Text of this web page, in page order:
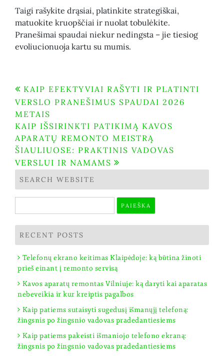
Taigi rašykite drąsiai, platinkite strategiškai,
matuokite kruopščiai ir nuolat tobulėkite.
Pranešimai spaudai niekur nedingsta – jie tiesiog
evoliucionuoja kartu su mumis.
Navigacija
tarp
įrašų
KAIP EFEKTYVIAI RAŠYTI IR PLATINTI
VERSLO PRANEŠIMUS SPAUDAI 2026
METAIS
KAIP IŠSIRINKTI PATIKIMĄ KAVOS
APARATŲ REMONTO MEISTRĄ
ŠIAULIUOSE: PRAKTINIS VADOVAS
VERSLUI IR NAMAMS
SEARCH WEBSITE
RECENT POSTS
Telefonų ekrano keitimas Klaipėdoje: ką būtina žinoti
prieš einant į remonto servisą
Kavos aparatų remontas Vilniuje: ką daryti kai aparatas
nebeveikia ir kur kreiptis pagalbos
Kaip patiems sutaisyti sugedusį išmanųjį telefoną:
žingsnis po žingsnio vadovas pradedantiesiems
Kaip patiems pakeisti išmaniojo telefono ekraną:
žingsnis po žingsnio vadovas pradedantiesiems